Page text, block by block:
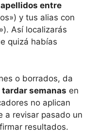
entre
y tus alias con
Así localizarás
quizá habías
o borrados, da
semanas en
no aplican
a revisar pasado un
resultados.